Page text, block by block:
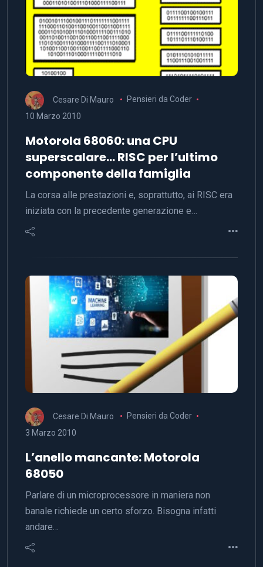
Cesare Di Mauro
Pensieri da Coder
10 Marzo 2010
Motorola 68060: una CPU
superscalare… RISC per l’ultimo
componente della famiglia
La corsa alle prestazioni e, soprattutto, ai RISC era
iniziata con la precedente generazione e…
Cesare Di Mauro
Pensieri da Coder
3 Marzo 2010
L’anello mancante: Motorola
68050
Parlare di un microprocessore in maniera non
banale richiede un certo sforzo. Bisogna infatti
andare…